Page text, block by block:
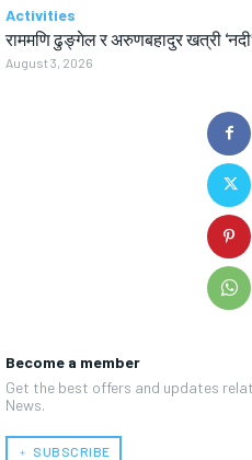
Become a member
Get the best offers and updates
News.
﹢ SUBSCRIBE
Activities
राममणि ढुङ्गेल र अरुणबहादुर खत्री
August 3, 2026